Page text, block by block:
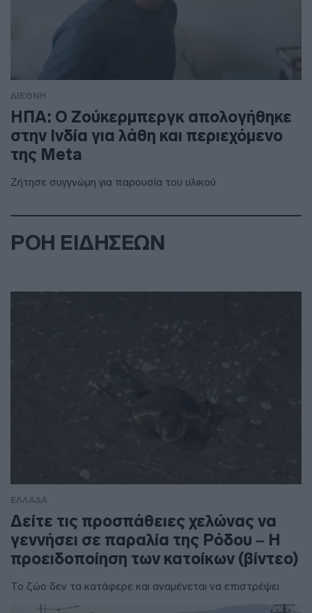
ΔΙΕΘΝΗ
ΗΠΑ: Ο Ζούκερμπεργκ απολογήθηκε
στην Ινδία για λάθη και περιεχόμενο
της Meta
Ζήτησε συγγνώμη για παρουσία του υλικού
ΡΟΗ ΕΙΔΗΣΕΩΝ
ΕΛΛΑΔΑ
Δείτε τις προσπάθειες χελώνας να
γεννήσει σε παραλία της Ρόδου – Η
προειδοποίηση των κατοίκων (βίντεο)
Το ζώο δεν τα κατάφερε και αναμένεται να επιστρέψει